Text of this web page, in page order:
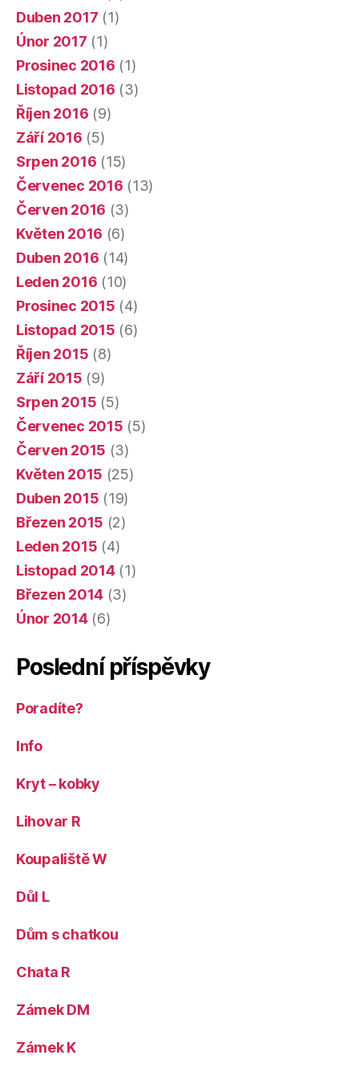
Duben 2017 (1)
Únor 2017 (1)
Prosinec 2016 (1)
Listopad 2016 (3)
Říjen 2016 (9)
Září 2016 (5)
Srpen 2016 (15)
Červenec 2016 (13)
Červen 2016 (3)
Květen 2016 (6)
Duben 2016 (14)
Leden 2016 (10)
Prosinec 2015 (4)
Listopad 2015 (6)
Říjen 2015 (8)
Září 2015 (9)
Srpen 2015 (5)
Červenec 2015 (5)
Červen 2015 (3)
Květen 2015 (25)
Duben 2015 (19)
Březen 2015 (2)
Leden 2015 (4)
Listopad 2014(1)
Březen 2014 (3)
Únor 2014(6)
Poslední příspěvky
Poradíte?
Info
Kryt – kobky
Lihovar R
Koupaliště W
Důl L
Dům s chatkou
Chata R
Zámek DM
Zámek K